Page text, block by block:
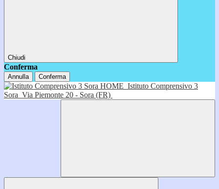
Chiudi
Conferma
Annulla Conferma
HOME Istituto Comprensivo 3
Sora Via Piemonte 20 - Sora (FR)